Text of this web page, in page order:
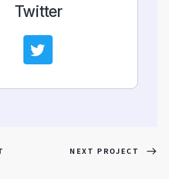
Twitter
NEXT PROJECT